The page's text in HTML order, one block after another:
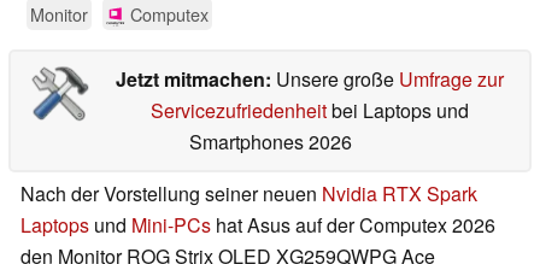
Monitor Computex
Jetzt mitmachen: Unsere große Umfrage zur
Servicezufriedenheitbei Laptops und
Smartphones 2026
Nach der Vorstellung seiner neuen Nvidia RTX Spark
Laptops und Mini-PCs hat Asus auf der Computex 2026
den Monitor ROG Strix OLED XG259QWPG Ace